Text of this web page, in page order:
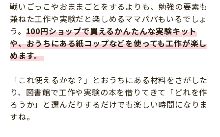
戦いごっこやおままごとをするよりも、勉強の要素も
兼ねた工作や実験だと楽しめるママパパもいるでしょ
う。 100円ショップで買えるかんたんな実験キット
や、おうちにある紙コップなどを使っても工作が楽し
めます。
「これ使えるかな？」とおうちにある材料をさがした
り、図書館で工作や実験の本を借りてきて「どれを作
ろうか」と選んだりするだけでも楽しい時間になりま
すね。